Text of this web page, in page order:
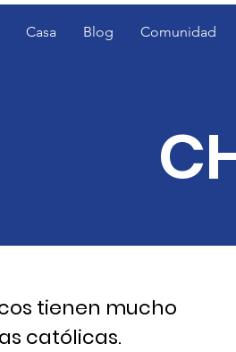
Casa Blog Comunidad
tienen mucho
católicas.